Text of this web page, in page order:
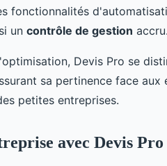
fonctionnalités
un contrôle de gestion accru.
Devis Pro se
sa pertinence face aux
petites entreprises.
avec Devis Pro